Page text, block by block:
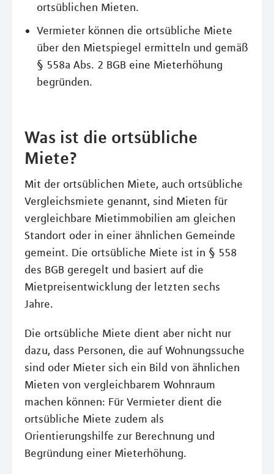
ortsüblichen Mieten.
Vermieter können die ortsübliche Miete
über den Mietspiegel ermitteln und gemäß
§ 558a Abs. 2 BGB eine Mieterhöhung
begründen.
Was ist die ortsübliche
Miete?
Mit der ortsüblichen Miete, auch ortsübliche
Vergleichsmiete genannt, sind Mieten für
vergleichbare Mietimmobilien am gleichen
Standort oder in einer ähnlichen Gemeinde
gemeint. Die ortsübliche Miete ist in § 558
des BGB geregelt und basiert auf die
Mietpreisentwicklung der letzten sechs
Jahre.
Die ortsübliche Miete dient aber nicht nur
dazu, dass Personen, die auf Wohnungssuche
sind oder Mieter sich ein Bild von ähnlichen
Mieten von vergleichbarem Wohnraum
machen können: Für Vermieter dient die
ortsübliche Miete zudem als
Orientierungshilfe zur Berechnung und
Begründung einer Mieterhöhung.